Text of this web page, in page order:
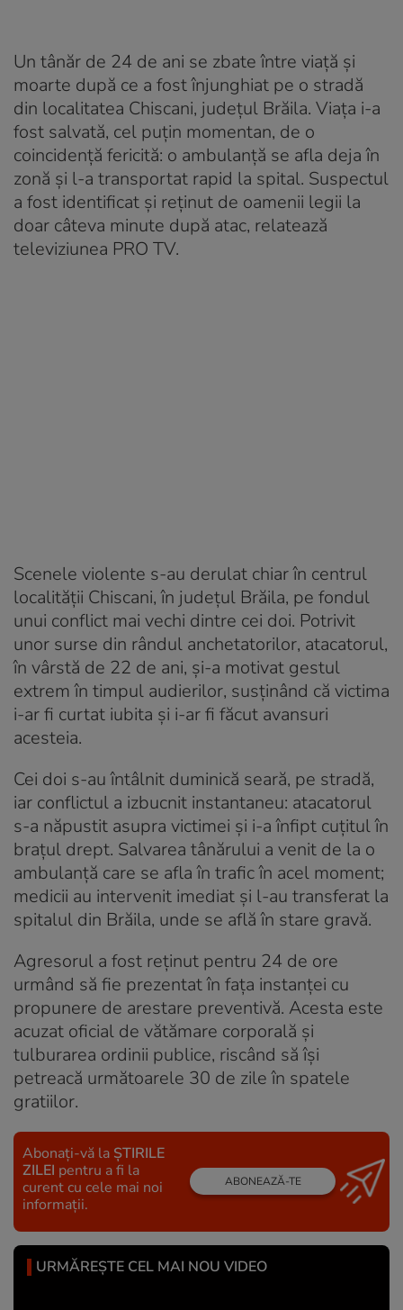
Un tânăr de 24 de ani se zbate între viață și
moarte după ce a fost înjunghiat pe o stradă
din localitatea Chiscani, județul Brăila. Viața i-a
fost salvată, cel puțin momentan, de o
coincidență fericită: o ambulanță se afla deja în
zonă și l-a transportat rapid la spital. Suspectul
a fost identificat și reținut de oamenii legii la
doar câteva minute după atac, relatează
televiziunea PRO TV.
Scenele violente s-au derulat chiar în centrul
localității Chiscani, în județul Brăila, pe fondul
unui conflict mai vechi dintre cei doi. Potrivit
unor surse din rândul anchetatorilor, atacatorul,
în vârstă de 22 de ani, și-a motivat gestul
extrem în timpul audierilor, susținând că victima
i-ar fi curtat iubita și i-ar fi făcut avansuri
acesteia.
Cei doi s-au întâlnit duminică seară, pe stradă,
iar conflictul a izbucnit instantaneu: atacatorul
s-a năpustit asupra victimei și i-a înfipt cuțitul în
brațul drept. Salvarea tânărului a venit de la o
ambulanță care se afla în trafic în acel moment;
medicii au intervenit imediat și l-au transferat la
spitalul din Brăila, unde se află în stare gravă.
Agresorul a fost reținut pentru 24 de ore
urmând să fie prezentat în fața instanței cu
propunere de arestare preventivă. Acesta este
acuzat oficial de vătămare corporală și
tulburarea ordinii publice, riscând să își
petreacă următoarele 30 de zile în spatele
gratiilor.
Abonați-vă la ȘTIRILE
ZILEI pentru a fi la
curent cu cele mai noi
informații.
ABONEAZĂ-TE
URMĂREȘTE CEL MAI NOU VIDEO